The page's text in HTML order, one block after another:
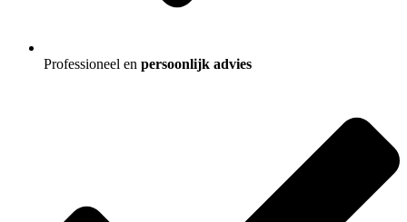
Professioneel en persoonlijk advies